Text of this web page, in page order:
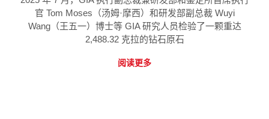
官 Tom Moses（汤姆·摩西）和研发部副总裁 Wuyi
Wang（王五一）博士等 GIA 研究人员检验了一颗重达
2,488.32 克拉的钻石原石
阅读更多